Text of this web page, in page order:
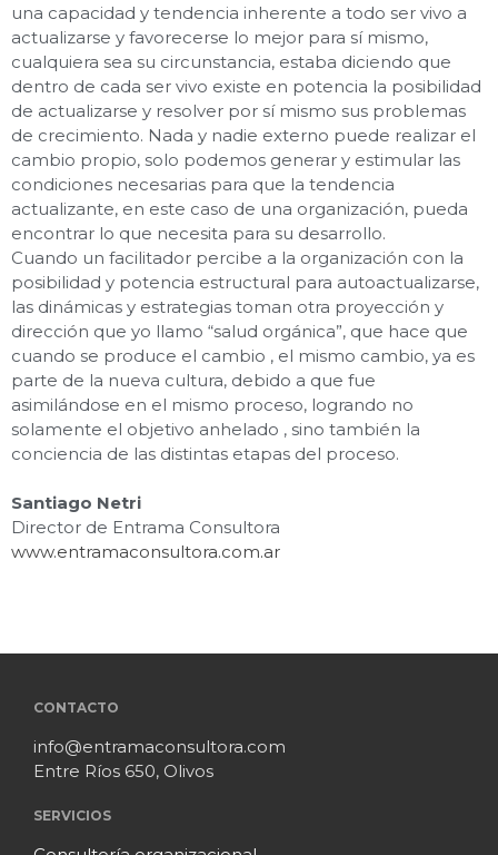
una capacidad y tendencia inherente a todo ser vivo a
actualizarse y favorecerse lo mejor para sí mismo,
cualquiera sea su circunstancia, estaba diciendo que
dentro de cada ser vivo existe en potencia la posibilidad
de actualizarse y resolver por sí mismo sus problemas
de crecimiento. Nada y nadie externo puede realizar el
cambio propio, solo podemos generar y estimular las
condiciones necesarias para que la tendencia
actualizante, en este caso de una organización, pueda
encontrar lo que necesita para su desarrollo.
Cuando un facilitador percibe a la organización con la
posibilidad y potencia estructural para autoactualizarse,
las dinámicas y estrategias toman otra proyección y
dirección que yo llamo “salud orgánica”, que hace que
cuando se produce el cambio , el mismo cambio, ya es
parte de la nueva cultura, debido a que fue
asimilándose en el mismo proceso, logrando no
solamente el objetivo anhelado , sino también la
conciencia de las distintas etapas del proceso.
Santiago Netri
Director de Entrama Consultora
www.entramaconsultora.com.ar
CONTACTO
info@entramaconsultora.com
Entre Ríos 650, Olivos
SERVICIOS